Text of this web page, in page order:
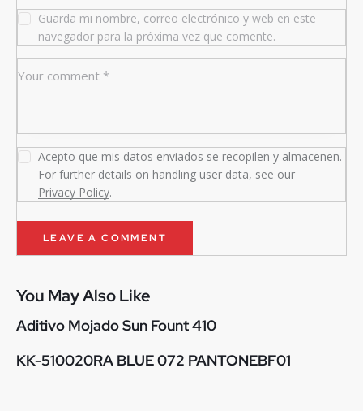
Guarda mi nombre, correo electrónico y web en este
navegador para la próxima vez que comente.
Acepto que mis datos enviados se recopilen y almacenen.
For further details on handling user data, see our
Privacy Policy.
You May Also Like
Aditivo Mojado Sun Fount 410
KK-510020RA BLUE 072 PANTONEBF01